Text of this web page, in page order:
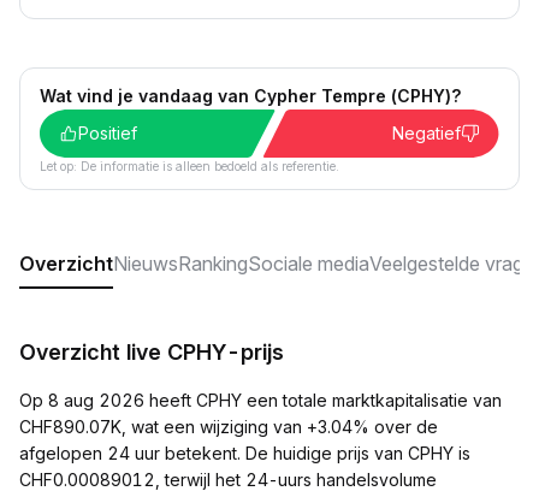
Wat vind je vandaag van Cypher Tempre (CPHY)?
Positief
Negatief
Let op: De informatie is alleen bedoeld als referentie.
OverzichtNieuwsRankingSociale mediaVeelgestelde
Overzicht live CPHY-prijs
Op 8 aug 2026 heeft CPHY een totale marktkapitalisatie van
CHF890.07K, wat een wijziging van +3.04% over de
afgelopen 24 uur betekent. De huidige prijs van CPHY is
CHF0.00089012, terwijl het 24-uurs handelsvolume